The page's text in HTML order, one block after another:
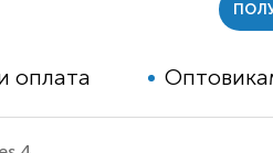
оплата